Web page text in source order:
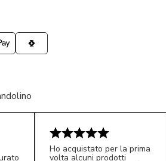
Ho acquistato per la prima
volta alcuni prodotti